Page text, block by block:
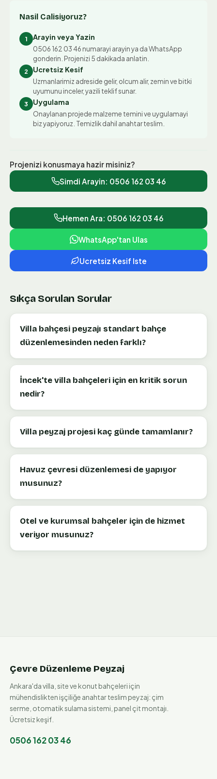
Nasil Calisiyoruz?
1 Arayin veya Yazin
0506 162 03 46 numarayi arayin ya da WhatsApp
gonderin. Projenizi 5 dakikada anlatin.
2 Ucretsiz Kesif
Uzmanlarimiz adreside gelir, olcum alir, zemin ve bitki
uyumunu inceler, yazili teklif sunar.
3 Uygulama
Onaylanan projede malzeme temini ve uygulamayi
biz yapiyoruz. Temizlik dahil anahtar teslim.
Projenizi konusmaya hazir misiniz?
Simdi Arayin: 0506 162 03 46
Hemen Ara: 0506 162 03 46
WhatsApp'tan Ulas
Ucretsiz Kesif Iste
Sıkça Sorulan Sorular
Villa bahçesi peyzajı standart bahçe
düzenlemesinden neden farklı?
İncek'te villa bahçeleri için en kritik sorun
nedir?
Villa peyzaj projesi kaç günde tamamlanır?
Havuz çevresi düzenlemesi de yapıyor
musunuz?
Otel ve kurumsal bahçeler için de hizmet
veriyor musunuz?
Çevre Düzenleme Peyzaj
Ankara'da villa, site ve konut bahçeleri için
mühendislikten işçiliğe anahtar teslim peyzaj: çim
serme, otomatik sulama sistemi, panel çit montajı.
Ücretsiz keşif.
0506 162 03 46